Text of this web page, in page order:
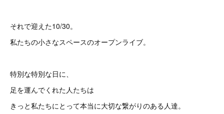
それで迎えた10/30。
私たちの小さなスペースのオープンライブ。
特別な特別な日に、
足を運んでくれた人たちは
きっと私たちにとって本当に大切な繋がりのある人達。